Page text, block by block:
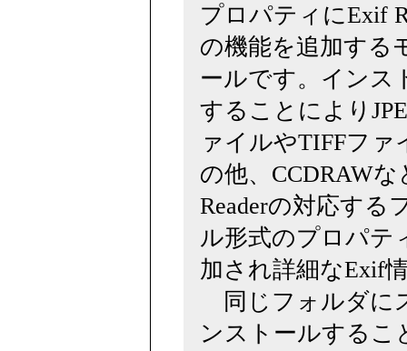
プロパティにExif
の機能を追加する
ールです。インス
することにより
ァイルやTIFFファ
の他、CCDRAWな
Readerの対応する
ル形式のプロパテ
加され詳細なExif
同じフォルダに
ンストールするこ